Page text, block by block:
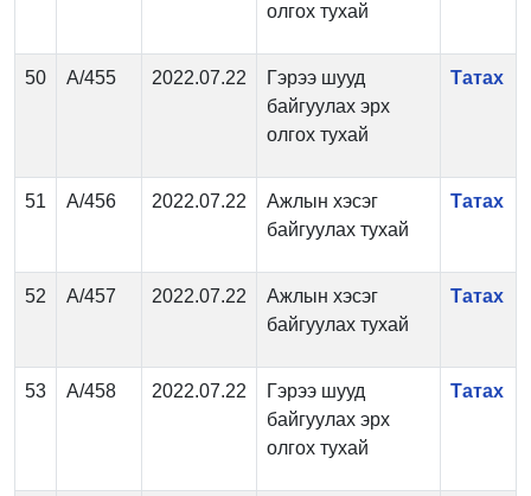
олгох тухай
50 А/455 2022.07.22
Гэрээ шууд
байгуулах эрх
олгох тухай
Татах
51 А/456 2022.07.22
Ажлын хэсэг
байгуулах тухай
Татах
52 А/457 2022.07.22
Ажлын хэсэг
байгуулах тухай
Татах
53 А/458 2022.07.22
Гэрээ шууд
байгуулах эрх
олгох тухай
Татах